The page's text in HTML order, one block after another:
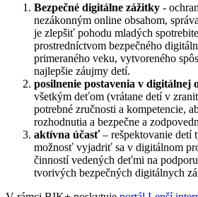
Bezpečné digitálne zážitky -
nezákonným online obsahom,
je zlepšiť pohodu mladých
prostredníctvom bezpečného
primeraného veku, vytvoreného
najlepšie záujmy detí.
posilnenie postavenia v digitálnej
všetkým deťom (vrátane detí v
potrebné zručnosti a kompetencie,
rozhodnutia a bezpečne a
aktívna účasť– rešpektovanie detí
možnosť vyjadriť sa v digitálnom
činností vedených deťmi na
tvorivých bezpečných digitálnych